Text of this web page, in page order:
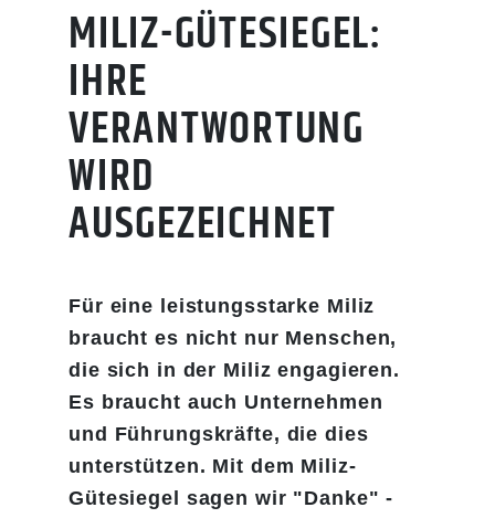
MILIZ-GÜTESIEGEL:
IHRE
VERANTWORTUNG
WIRD
AUSGEZEICHNET
Für eine leistungsstarke Miliz
braucht es nicht nur Menschen,
die sich in der Miliz engagieren.
Es braucht auch Unternehmen
und Führungskräfte, die dies
unterstützen. Mit dem Miliz-
Gütesiegel sagen wir "Danke" -